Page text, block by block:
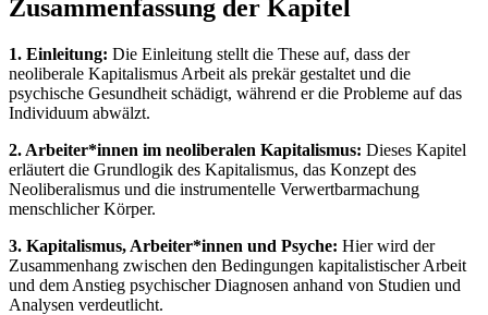
Zusammenfassung der Kapitel
1. Einleitung: Die Einleitung stellt die These auf, dass der
neoliberale Kapitalismus Arbeit als prekär gestaltet und die
psychische Gesundheit schädigt, während er die Probleme auf das
Individuum abwälzt.
2. Arbeiter*innen im neoliberalen Kapitalismus: Dieses Kapitel
erläutert die Grundlogik des Kapitalismus, das Konzept des
Neoliberalismus und die instrumentelle Verwertbarmachung
menschlicher Körper.
3. Kapitalismus, Arbeiter*innen und Psyche: Hier wird der
Zusammenhang zwischen den Bedingungen kapitalistischer Arbeit
und dem Anstieg psychischer Diagnosen anhand von Studien und
Analysen verdeutlicht.